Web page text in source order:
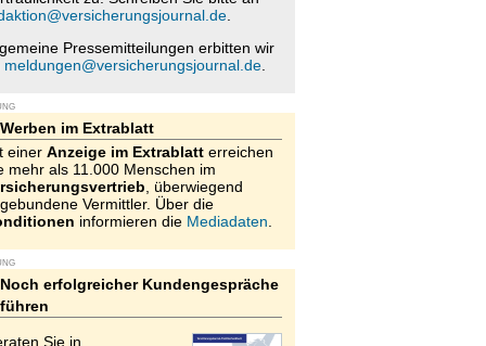
.
Pressemitteilungen erbitten wir
meldungen@versicherungsjournal.de.
Werben im Extrablatt
einer Anzeige im Extrablatterreichen
mehr als 11.000 Menschen im
, überwiegend
Vermittler. Über die
informieren die Mediadaten
Noch erfolgreicher Kundengespräche
führen
Sie in